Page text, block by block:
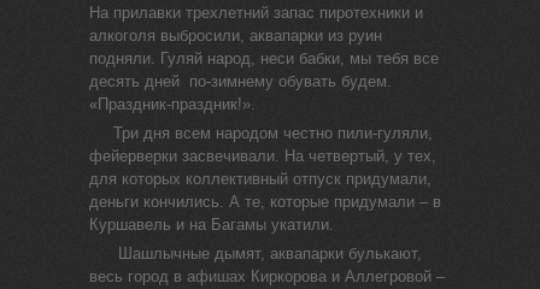
На прилавки трехлетний запас пиротехники и
алкоголя выбросили, аквапарки из руин
подняли. Гуляй народ, неси бабки, мы тебя все
десять дней по-зимнему обувать будем.
«Праздник-праздник!».
Три дня всем народом честно пили-гуляли,
фейерверки засвечивали. На четвертый, у тех,
для которых коллективный отпуск придумали,
деньги кончились. А те, которые придумали – в
Куршавель и на Багамы укатили.
Шашлычные дымят, аквапарки булькают,
весь город в афишах Киркорова и Аллегровой –